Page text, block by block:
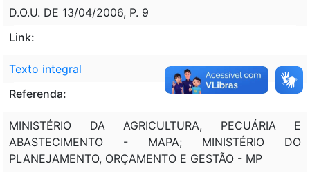
D.O.U. DE 13/04/2006, P. 9
Link:
Texto integral
Referenda:
MINISTÉRIO DA AGRICULTURA, PECUÁRIA E
ABASTECIMENTO - MAPA; MINISTÉRIO DO
PLANEJAMENTO, ORÇAMENTO E GESTÃO - MP